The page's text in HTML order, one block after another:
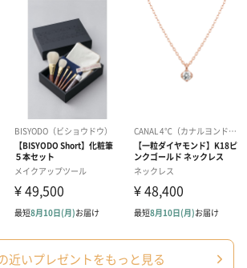
近いプレゼントをもっと見る